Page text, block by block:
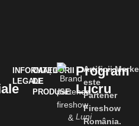
INFORMAȚII
LEGALE
CATEGORII
DE
PRODUSE
Program
Lucru
Luni
este
Partener
Fireshow
România.